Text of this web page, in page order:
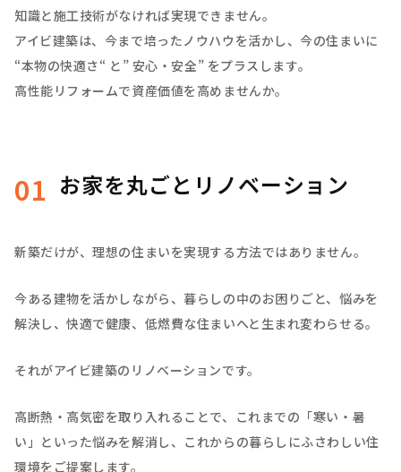
知識と施工技術がなければ実現できません。
アイビ建築は、今まで培ったノウハウを活かし、今の住まいに
“本物の快適さ“ と” 安心・安全” をプラスします。
高性能リフォームで資産価値を高めませんか。
01 お家を丸ごとリノベーション
新築だけが、理想の住まいを実現する方法ではありません。
今ある建物を活かしながら、暮らしの中のお困りごと、悩みを
解決し、快適で健康、低燃費な住まいへと生まれ変わらせる。
それがアイビ建築のリノベーションです。
高断熱・高気密を取り入れることで、これまでの「寒い・暑
い」といった悩みを解消し、これからの暮らしにふさわしい住
環境をご提案します。